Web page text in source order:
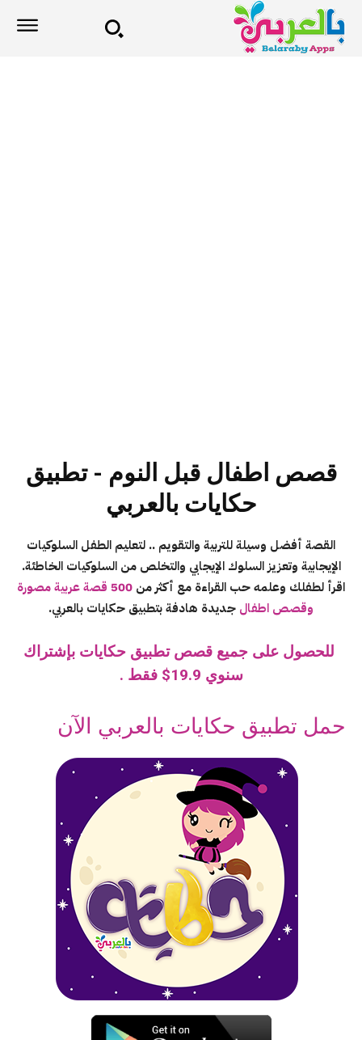
قصص اطفال قبل النوم - تطبيق
حكايات بالعربي
القصة أفضل وسيلة للتربية والتقويم .. لتعليم الطفل السلوكيات
الإيجابية وتعزيز السلوك الإيجابي والتخلص من السلوكيات الخاطئة.
اقرأ لطفلك وعلمه حب القراءة مع أكثر من
500 قصة عربية مصورة
وقصص اطفال جديدة هادفة بتطبيق حكايات بالعربي.
للحصول على جميع قصص تطبيق حكايات بإشتراك
سنوي 19.9$ فقط .
حمل تطبيق حكايات بالعربي الآن